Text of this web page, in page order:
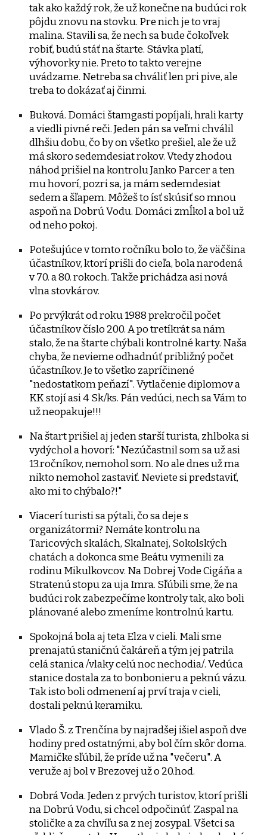
tak ako každý rok, že už konečne na budúci rok
pôjdu znovu na stovku. Pre nich je to vraj
malina. Stavili sa, že nech sa bude čokoľvek
robiť, budú stáť na štarte. Stávka platí,
výhovorky nie. Preto to takto verejne
uvádzame. Netreba sa chváliť len pri pive, ale
treba to dokázať aj činmi.
Buková. Domáci štamgasti popíjali, hrali karty
a viedli pivné reči. Jeden pán sa veľmi chválil
dlhšiu dobu, čo by on všetko prešiel, ale že už
má skoro sedemdesiat rokov. Vtedy zhodou
náhod prišiel na kontrolu Janko Parcer a ten
mu hovorí, pozri sa, ja mám sedemdesiat
sedem a šľapem. Môžeš to ísť skúsiť so mnou
aspoň na Dobrú Vodu. Domáci zmĺkol a bol už
od neho pokoj.
Potešujúce v tomto ročníku bolo to, že väčšina
účastníkov, ktorí prišli do cieľa, bola narodená
v 70. a 80. rokoch. Takže prichádza asi nová
vlna stovkárov.
Po prvýkrát od roku 1988 prekročil počet
účastníkov číslo 200. A po tretíkrát sa nám
stalo, že na štarte chýbali kontrolné karty. Naša
chyba, že nevieme odhadnúť približný počet
účastníkov. Je to všetko zapríčinené
"nedostatkom peňazí". Vytlačenie diplomov a
KK stojí asi 4 Sk/ks. Pán vedúci, nech sa Vám to
už neopakuje!!!
Na štart prišiel aj jeden starší turista, zhlboka si
vydýchol a hovorí: "Nezúčastnil som sa už asi
13.ročníkov, nemohol som. No ale dnes už ma
nikto nemohol zastaviť. Neviete si predstaviť,
ako mi to chýbalo?!"
Viacerí turisti sa pýtali, čo sa deje s
organizátormi? Nemáte kontrolu na
Taricových skalách, Skalnatej, Sokolských
chatách a dokonca sme Beátu vymenili za
rodinu Mikulkovcov. Na Dobrej Vode Cigáňa a
Stratenú stopu za uja Imra. Sľúbili sme, že na
budúci rok zabezpečíme kontroly tak, ako boli
plánované alebo zmeníme kontrolnú kartu.
Spokojná bola aj teta Elza v cieli. Mali sme
prenajatú staničnú čakáreň a tým jej patrila
celá stanica /vlaky celú noc nechodia/. Vedúca
stanice dostala za to bonbonieru a peknú vázu.
Tak isto boli odmenení aj prví traja v cieli,
dostali peknú keramiku.
Vlado Š. z Trenčína by najradšej išiel aspoň dve
hodiny pred ostatnými, aby bol čím skôr doma.
Mamičke sľúbil, že príde už na "večeru". A
veruže aj bol v Brezovej už o 20.hod.
Dobrá Voda. Jeden z prvých turistov, ktorí prišli
na Dobrú Vodu, si chcel odpočinúť. Zaspal na
stoličke a za chvíľu sa z nej zosypal. Všetci sa